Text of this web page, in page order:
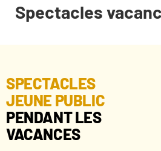
Spectacles
SPECTACLES
JEUNE PUBLIC
PENDANT LES
VACANCES